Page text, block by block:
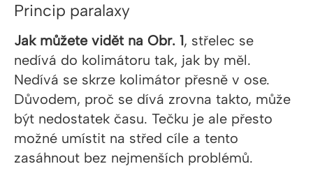
Princip paralaxy
Jak můžete vidět na Obr. 1, střelec se
nedívá do kolimátoru tak, jak by měl.
Nedívá se skrze kolimátor přesně v ose.
Důvodem, proč se dívá zrovna takto, může
být nedostatek času. Tečku je ale přesto
možné umístit na střed cíle a tento
zasáhnout bez nejmenších problémů.